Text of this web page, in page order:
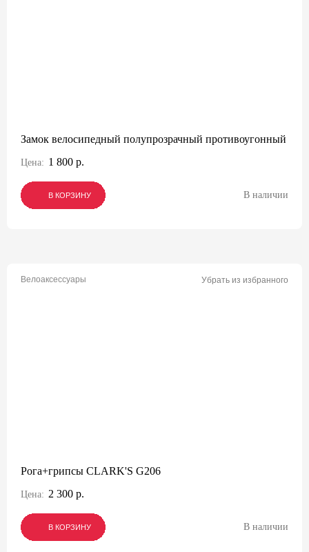
Замок велосипедный полупрозрачный противоугонный
Цена: 1 800 р.
В КОРЗИНУ
В КОРЗИНУ
В КОРЗИНУ В наличии
Велоаксессуары Убрать из избранного
Рога+грипсы CLARK'S G206
Цена: 2 300 р.
В КОРЗИНУ
В КОРЗИНУ
В КОРЗИНУ В наличии